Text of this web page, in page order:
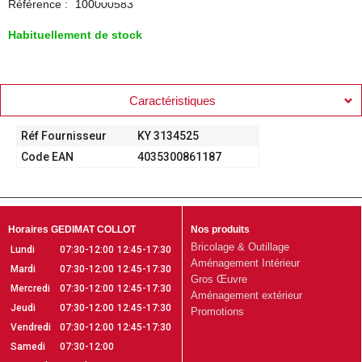
Référence : 100000583
Habituellement de stock
Caractéristiques
Réf Fournisseur
KY 3134525
Code EAN
4035300861187
Horaires GEDIMAT COLLOT
Lundi
07:30-12:00 12:45-17:30
Mardi
07:30-12:00 12:45-17:30
Mercredi
07:30-12:00 12:45-17:30
Jeudi
07:30-12:00 12:45-17:30
Vendredi
07:30-12:00 12:45-17:30
Samedi
07:30-12:00
Nos produits
Bricolage & Outillage
Aménagement Intérieur
Gros Œuvre
Aménagement extérieur
Promotions